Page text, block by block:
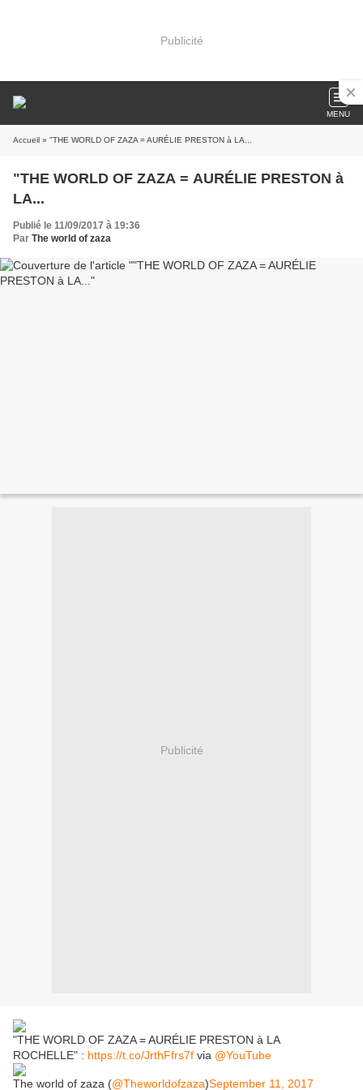
Publicité
MENU
Accueil » "THE WORLD OF ZAZA = AURÉLIE PRESTON à LA...
"THE WORLD OF ZAZA = AURÉLIE PRESTON à
LA...
Publié le 11/09/2017 à 19:36
Par The world of zaza
Publicité
"THE WORLD OF ZAZA = AURÉLIE PRESTON à LA
ROCHELLE" : https://t.co/JrthFfrs7f via @YouTube
The world of zaza (@Theworldofzaza)September 11, 2017